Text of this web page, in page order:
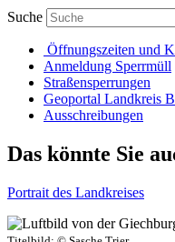
Suche
Öffnungszeiten und
Anmeldung Sperrmüll
Straßensperrungen
Geoportal Landkreis
Ausschreibungen
Das könnte Sie
Portrait des Landkreises